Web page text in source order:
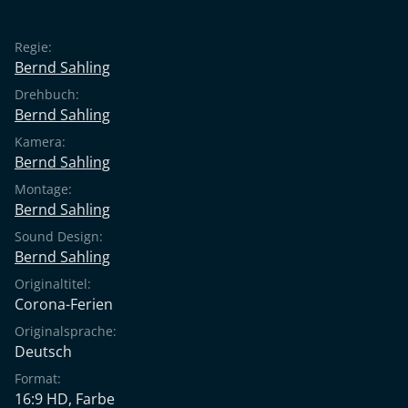
Regie:
Bernd Sahling
Drehbuch:
Bernd Sahling
Kamera:
Bernd Sahling
Montage:
Bernd Sahling
Sound Design:
Bernd Sahling
Originaltitel:
Corona-Ferien
Originalsprache:
Deutsch
Format:
16:9 HD, Farbe